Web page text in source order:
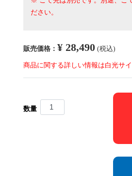
ださい。
販売価格： ¥ 28,490 (税込)
商品に関する詳しい情報は白光サ
数量